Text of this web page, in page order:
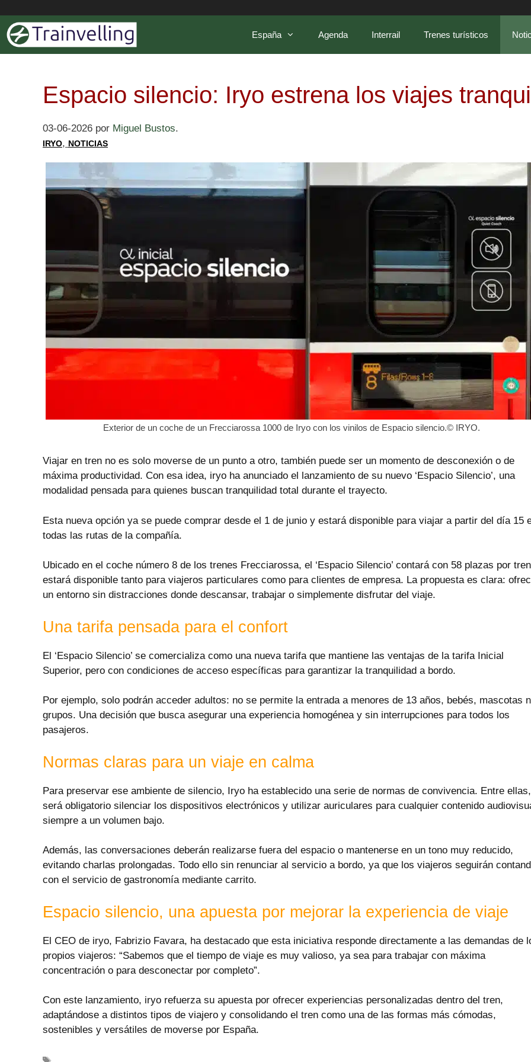
contenido
España Agenda Interrail Trenes turísticos
Espacio silencio: Iryo estrena los viajes
03-06-2026 por Miguel Bustos.
IRYO, NOTICIAS
Exterior de un coche de un Frecciarossa 1000 de Iryo con los vinilos de Espacio silencio.© IRYO.
Viajar en tren no es solo moverse de un punto a otro, también puede ser un momento de desconexión o de
máxima productividad. Con esa idea, iryo ha anunciado el lanzamiento de su nuevo ‘Espacio Silencio’, una
modalidad pensada para quienes buscan tranquilidad total durante el trayecto.
Esta nueva opción ya se puede comprar desde el 1 de junio y estará disponible para viajar a partir del día 15
todas las rutas de la compañía.
Ubicado en el coche número 8 de los trenes Frecciarossa, el ‘Espacio Silencio’ contará con 58 plazas por
estará disponible tanto para viajeros particulares como para clientes de empresa. La propuesta es clara:
un entorno sin distracciones donde descansar, trabajar o simplemente disfrutar del viaje.
Una tarifa pensada para el confort
El ‘Espacio Silencio’ se comercializa como una nueva tarifa que mantiene las ventajas de la tarifa Inicial
Superior, pero con condiciones de acceso específicas para garantizar la tranquilidad a bordo.
Por ejemplo, solo podrán acceder adultos: no se permite la entrada a menores de 13 años, bebés, mascotas
grupos. Una decisión que busca asegurar una experiencia homogénea y sin interrupciones para todos los
pasajeros.
Normas claras para un viaje en calma
Para preservar ese ambiente de silencio, Iryo ha establecido una serie de normas de convivencia. Entre ellas,
será obligatorio silenciar los dispositivos electrónicos y utilizar auriculares para cualquier contenido
siempre a un volumen bajo.
Además, las conversaciones deberán realizarse fuera del espacio o mantenerse en un tono muy reducido,
evitando charlas prolongadas. Todo ello sin renunciar al servicio a bordo, ya que los viajeros seguirán
con el servicio de gastronomía mediante carrito.
Espacio silencio, una apuesta por mejorar la experiencia de viaje
El CEO de iryo, Fabrizio Favara, ha destacado que esta iniciativa responde directamente a las demandas de
propios viajeros: “Sabemos que el tiempo de viaje es muy valioso, ya sea para trabajar con máxima
concentración o para desconectar por completo”.
Con este lanzamiento, iryo refuerza su apuesta por ofrecer experiencias personalizadas dentro del tren,
adaptándose a distintos tipos de viajero y consolidando el tren como una de las formas más cómodas,
sostenibles y versátiles de moverse por España.